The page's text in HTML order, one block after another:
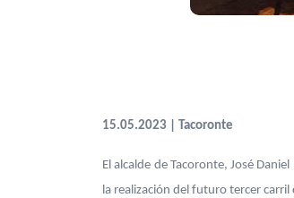
15.05.2023 | Tacoronte
El alcalde de Tacoronte, José
la realización del futuro tercer